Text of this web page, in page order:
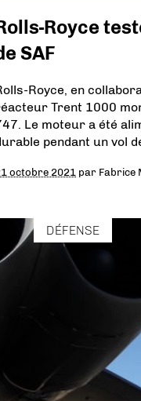
Royce
SAF
Royce, en
Trent 1000
Le moteur a été
pendant un vol
octobre 2021 par Fabrice
DÉFENSE